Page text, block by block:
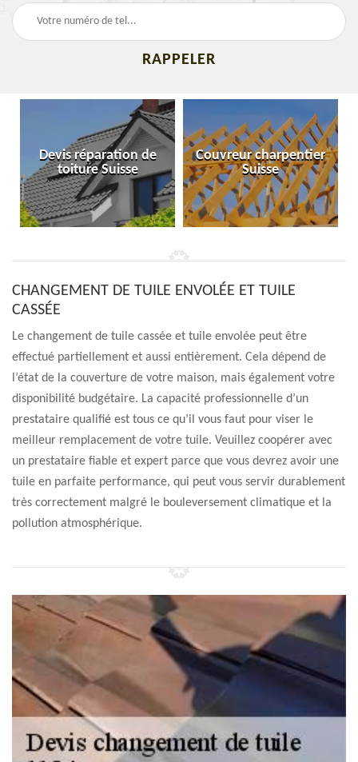
Devis réparation de
toiture Suisse
Couvreur charpentier
Suisse
CHANGEMENT DE TUILE ENVOLÉE ET TUILE
CASSÉE
Le changement de tuile cassée et tuile envolée peut être
effectué partiellement et aussi entièrement. Cela dépend de
l’état de la couverture de votre maison, mais également votre
disponibilité budgétaire. La capacité professionnelle d’un
prestataire qualifié est tous ce qu’il vous faut pour viser le
meilleur remplacement de votre tuile. Veuillez coopérer avec
un prestataire fiable et expert parce que vous devrez avoir une
tuile en parfaite performance, qui peut vous servir durablement
très correctement malgré le bouleversement climatique et la
pollution atmosphérique.